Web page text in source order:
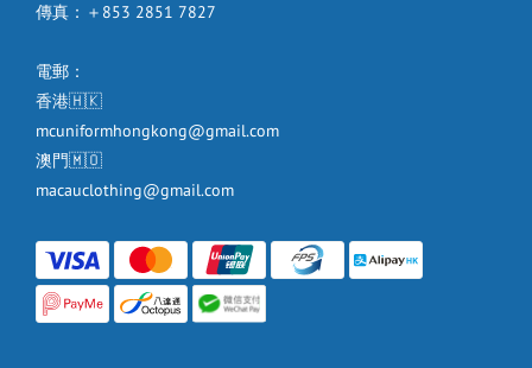
傳真：＋853 2851 7827
電郵：
香港🇭🇰
mcuniformhongkong@gmail.com
澳門🇲🇴
macauclothing@gmail.com